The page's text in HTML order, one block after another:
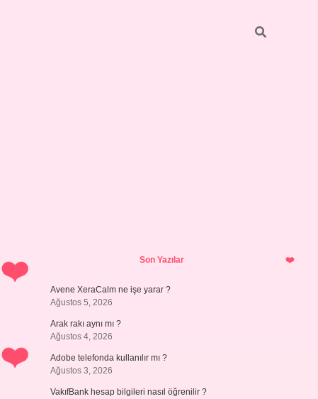
SidebarSon Yazılar
Avene XeraCalm ne işe yarar ?
Ağustos 5, 2026
Arak rakı aynı mı ?
Ağustos 4, 2026
Adobe telefonda kullanılır mı ?
Ağustos 3, 2026
VakıfBank hesap bilgileri nasıl öğrenilir ?